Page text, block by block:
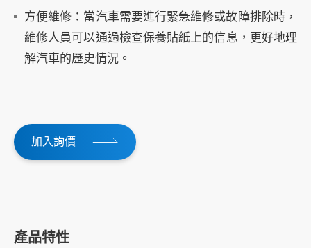
方便維修：當汽車需要進行緊急維修或故障排除時，
維修人員可以通過檢查保養貼紙上的信息，更好地理
解汽車的歷史情況。
加入詢價
產品特性